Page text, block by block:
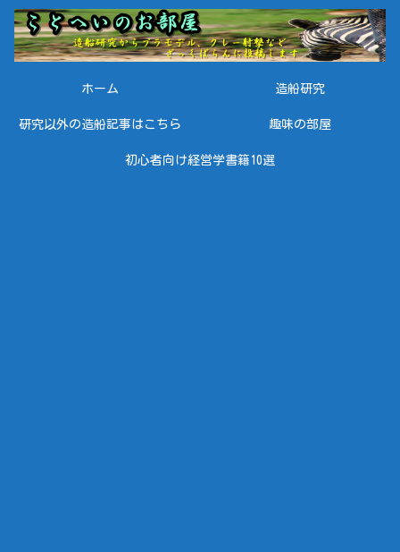
ホーム 造船研究
研究以外の造船記事はこちら 趣味の部屋
初心者向け経営学書籍10選